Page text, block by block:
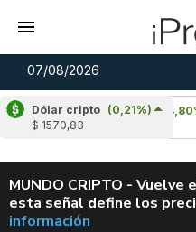
07/08/2026
Dólar cripto (0,21%)
$ 1570,83
Cardano (4,80%)
u$s 0,20
MUNDO CRIPTO -
esta señal define los
información